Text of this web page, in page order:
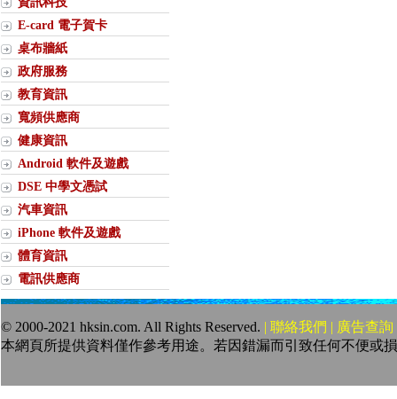
E-card 電子賀卡
桌布牆紙
政府服務
教育資訊
寬頻供應商
健康資訊
Android 軟件及遊戲
DSE 中學文憑試
汽車資訊
iPhone 軟件及遊戲
體育資訊
電訊供應商
© 2000-2021 hksin.com. All Rights Reserved. | 聯絡我們 | 廣告查詢
本網頁所提供資料僅作參考用途。若因錯漏而引致任何不便或